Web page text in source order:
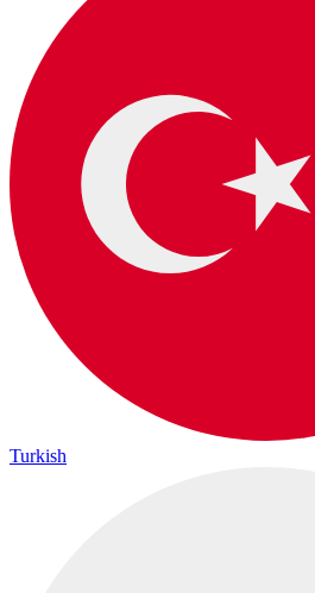
Turkish